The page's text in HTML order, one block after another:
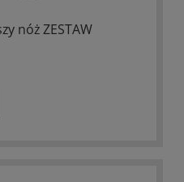
nóż ZESTAW